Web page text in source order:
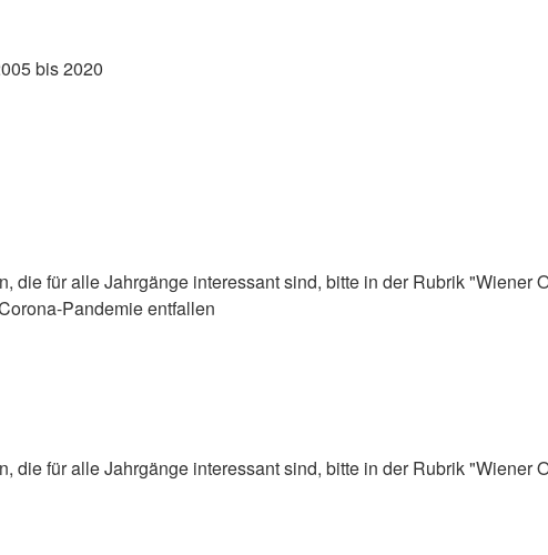
bis 2020
die für alle Jahrgänge interessant sind, bitte in der Rubrik "Wiener
Pandemie entfallen
die für alle Jahrgänge interessant sind, bitte in der Rubrik "Wiener